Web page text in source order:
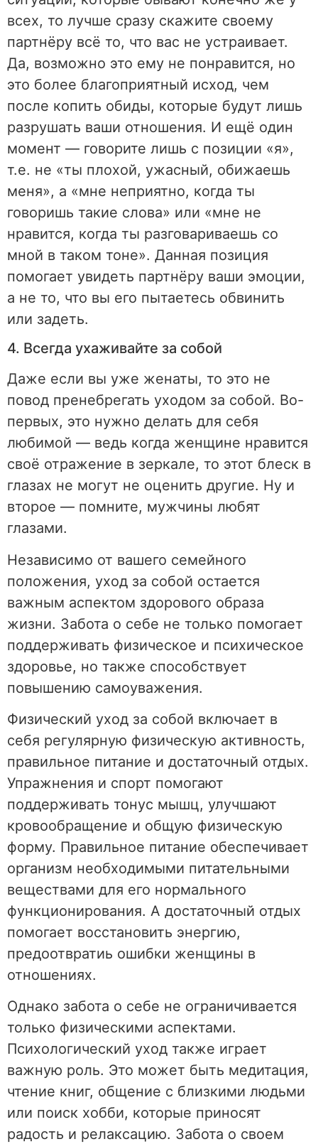
всех, то лучше сразу скажите своему
партнёру всё то, что вас не устраивает.
Да, возможно это ему не понравится, но
это более благоприятный исход, чем
после копить обиды, которые будут лишь
разрушать ваши отношения. И ещё один
момент — говорите лишь с позиции «я»,
т.е. не «ты плохой, ужасный, обижаешь
меня», а «мне неприятно, когда ты
говоришь такие слова» или «мне не
нравится, когда ты разговариваешь со
мной в таком тоне». Данная позиция
помогает увидеть партнёру ваши эмоции,
а не то, что вы его пытаетесь обвинить
или задеть.
4. Всегда ухаживайте за собой
Даже если вы уже женаты, то это не
повод пренебрегать уходом за собой. Во-
первых, это нужно делать для себя
любимой — ведь когда женщине нравится
своё отражение в зеркале, то этот блеск в
глазах не могут не оценить другие. Ну и
второе — помните, мужчины любят
глазами.
Независимо от вашего семейного
положения, уход за собой остается
важным аспектом здорового образа
жизни. Забота о себе не только помогает
поддерживать физическое и психическое
здоровье, но также способствует
повышению самоуважения.
Физический уход за собой включает в
себя регулярную физическую активность,
правильное питание и достаточный отдых.
Упражнения и спорт помогают
поддерживать тонус мышц, улучшают
кровообращение и общую физическую
форму. Правильное питание обеспечивает
организм необходимыми питательными
веществами для его нормального
функционирования. А достаточный отдых
помогает восстановить энергию,
предоотвратиь ошибки женщины в
отношениях.
Однако забота о себе не ограничивается
только физическими аспектами.
Психологический уход также играет
важную роль. Это может быть медитация,
чтение книг, общение с близкими людьми
или поиск хобби, которые приносят
радость и релаксацию. Забота о своем